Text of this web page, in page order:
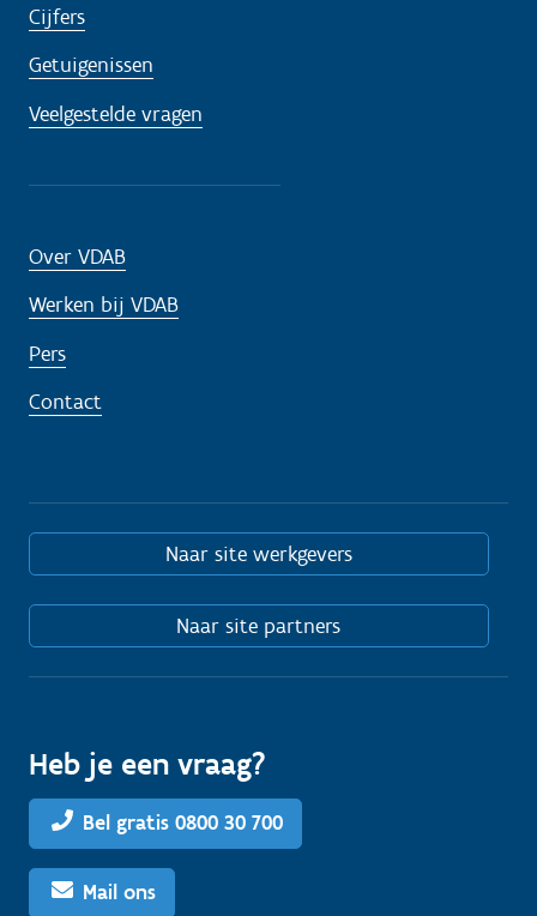
Cijfers
Getuigenissen
Veelgestelde vragen
Over VDAB
Werken bij VDAB
Pers
Contact
Naar site werkgevers
Naar site partners
Heb je een vraag?
Bel gratis 0800 30 700
Mail ons